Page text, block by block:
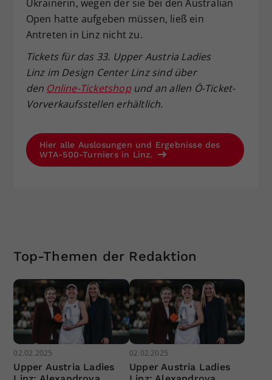
Ukrainerin, wegen der sie bei den Australian
Open hatte aufgeben müssen, ließ ein
Antreten in Linz nicht zu.
Tickets für das 33. Upper Austria Ladies
Linz im Design Center Linz sind über
den Online-Ticketshopund an allen Ö-Ticket-
Vorverkaufsstellen erhältlich.
Hier alle Auslosungen und Ergebnisse des
WTA-500-Turniers in Linz.
Top-Themen der Redaktion
02.02.2025
Upper Austria Ladies
02.02.2025
Upper Austria Ladies